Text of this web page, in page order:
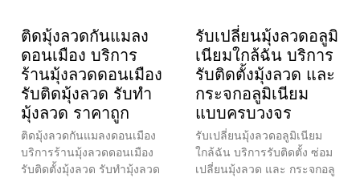
ติดมุ้งลวดกันแมลง
ดอนเมือง บริการ
ร้านมุ้งลวดดอนเมือง
รับติดมุ้งลวด รับทำ
มุ้งลวด ราคาถูก
ติดมุ้งลวดกันแมลงดอนเมือง
บริการร้านมุ้งลวดดอนเมือง
รับติดตั้งมุ้งลวด รับทำมุ้งลวด
รับเปลี่ยนมุ้งลวดอลูมิ
เนียมใกล้ฉัน บริการ
รับติดตั้งมุ้งลวด และ
กระจกอลูมิเนียม
แบบครบวงจร
รับเปลี่ยนมุ้งลวดอลูมิเนียม
ใกล้ฉัน บริการรับติดตั้ง ซ่อม
เปลี่ยนมุ้งลวด และ กระจกอลู